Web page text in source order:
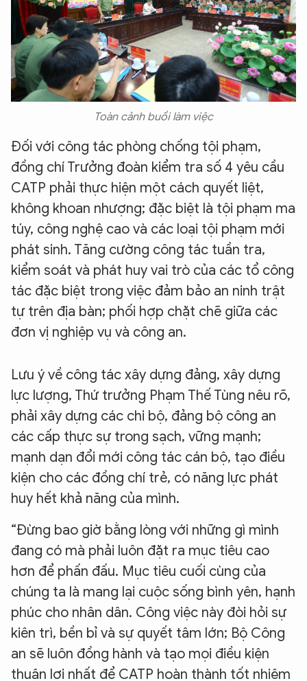
Toàn cảnh buổi làm việc
Đối với công tác phòng chống tội phạm,
đồng chí Trưởng đoàn kiểm tra số 4 yêu cầu
CATP phải thực hiện một cách quyết liệt,
không khoan nhượng; đặc biệt là tội phạm ma
túy, công nghệ cao và các loại tội phạm mới
phát sinh. Tăng cường công tác tuần tra,
kiểm soát và phát huy vai trò của các tổ công
tác đặc biệt trong việc đảm bảo an ninh trật
tự trên địa bàn; phối hợp chặt chẽ giữa các
đơn vị nghiệp vụ và công an.
Lưu ý về công tác xây dựng đảng, xây dựng
lực lượng, Thứ trưởng Phạm Thế Tùng nêu rõ,
phải xây dựng các chi bộ, đảng bộ công an
các cấp thực sự trong sạch, vững mạnh;
mạnh dạn đổi mới công tác cán bộ, tạo điều
kiện cho các đồng chí trẻ, có năng lực phát
huy hết khả năng của mình.
“Đừng bao giờ bằng lòng với những gì mình
đang có mà phải luôn đặt ra mục tiêu cao
hơn để phấn đấu. Mục tiêu cuối cùng của
chúng ta là mang lại cuộc sống bình yên, hạnh
phúc cho nhân dân. Công việc này đòi hỏi sự
kiên trì, bền bỉ và sự quyết tâm lớn; Bộ Công
an sẽ luôn đồng hành và tạo mọi điều kiện
thuận lợi nhất để CATP hoàn thành tốt nhiệm